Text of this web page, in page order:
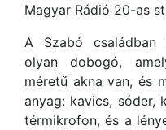
Magyar Rádió 20-as
A Szabó családban
olyan dobogó,
méretű akna van, és
anyag: kavics, sóder,
térmikrofon, és a